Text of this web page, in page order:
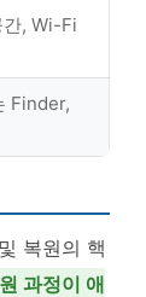
, Wi-Fi
Finder,
복원의 핵
과정이 애